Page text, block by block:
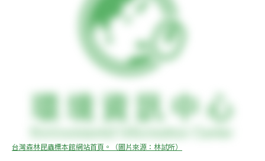
台灣森林昆蟲標本館網站首頁。（圖片來源：林試所）